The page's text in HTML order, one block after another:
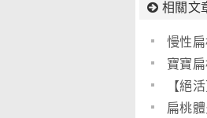
相關文
慢性
呢？寶寶
【絕
體炎技術
扁桃